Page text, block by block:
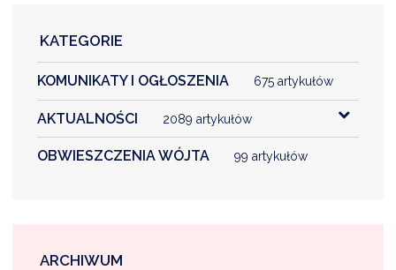
KATEGORIE
KOMUNIKATY I OGŁOSZENIA 675 artykułów
AKTUALNOŚCI 2089 artykułów
OBWIESZCZENIA WÓJTA 99 artykułów
ARCHIWUM